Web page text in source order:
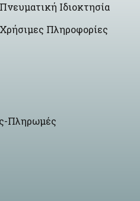
Ιδιοκτησία
Πληροφορίες
Πληρωμές